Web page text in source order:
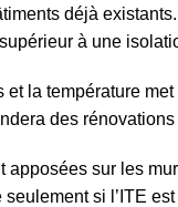
déjà
à une
la température met
des
apposées sur les
si l’ITE